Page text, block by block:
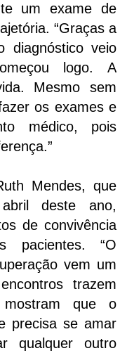
um exame de
“Graças a
diagnóstico veio
logo. A
. Mesmo sem
os exames e
médico, pois
Mendes, que
deste ano,
de convivência
pacientes.
“O
vem um
trazem
mostram que o
precisa se amar
qualquer outro